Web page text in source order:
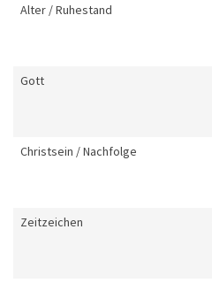
Alter / Ruhestand
Gott
Christsein / Nachfolge
Zeitzeichen